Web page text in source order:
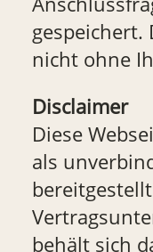
gespeichert.
nicht ohne
Disclaimer
Diese
als
behält sich